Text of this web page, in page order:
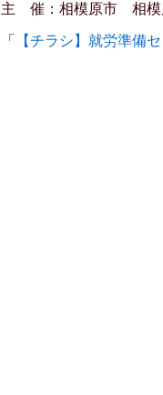
主 催：相模原市 相模
「 【チラシ】就労準備